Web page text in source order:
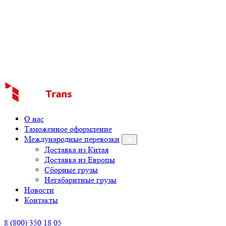
О нас
Таможенное оформление
Международные перевозки
Доставка из Китая
Доставка из Европы
Сборные грузы
Негабаритные грузы
Новости
Контакты
8 (800) 350 18 05